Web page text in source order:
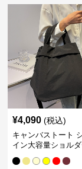
¥4,090 (税込)
キャンバストート
イン大容量ショル